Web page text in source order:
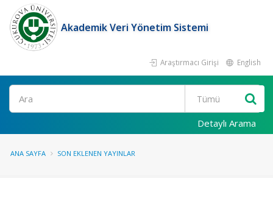
Akademik Veri Yönetim Sistemi
Araştırmacı Girişi English
Ara
Detaylı Arama
ANA SAYFA SON EKLENEN YAYINLAR